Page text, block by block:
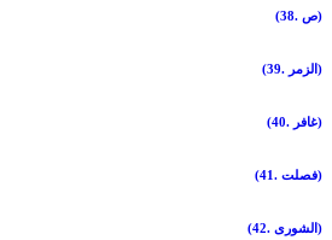
(38. ص)
(39. الزمر)
(40. غافر)
(41. فصلت)
(42. الشورى)